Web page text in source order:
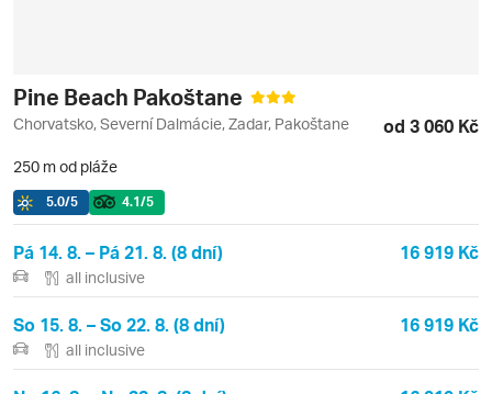
Pine Beach Pakoštane
Chorvatsko, Severní Dalmácie, Zadar, Pakoštane od 3 060 Kč
250 m od pláže
5.0/5 4.1/5
Pá 14. 8. – Pá 21. 8. (8 dní) 16 919 Kč
all inclusive
So 15. 8. – So 22. 8. (8 dní) 16 919 Kč
all inclusive